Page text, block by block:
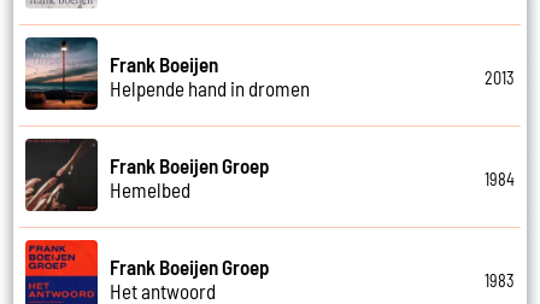
Frank Boeijen
Helpende hand in dromen
2013
Frank Boeijen Groep
Hemelbed
1984
Frank Boeijen Groep
Het antwoord
1983